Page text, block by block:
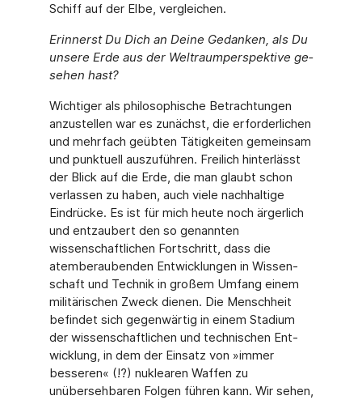
Schiff auf der Elbe, vergleichen.
Erinnerst Du Dich an Deine Gedanken, als Du
unsere Erde aus der Weltraumperspektive ge­
sehen hast?
Wichtiger als philosophische Betrachtungen
anzustellen war es zunächst, die erforderli­chen
und mehrfach geübten Tätigkeiten gemeinsam
und punktuell auszuführen. Freilich hinterlässt
der Blick auf die Erde, die man glaubt schon
verlassen zu haben, auch viele nachhaltige
Eindrücke. Es ist für mich heute noch ärgerlich
und entzaubert den so genann­ten
wissenschaftlichen Fortschritt, dass die
atemberaubenden Entwicklungen in Wissen­
schaft und Technik in großem Umfang einem
militärischen Zweck dienen. Die Menschheit
befindet sich gegenwärtig in einem Stadium
der wissenschaftlichen und technischen Ent­
wicklung, in dem der Einsatz von »immer
besseren« (!?) nuklearen Waffen zu
unübersehba­ren Folgen führen kann. Wir sehen,